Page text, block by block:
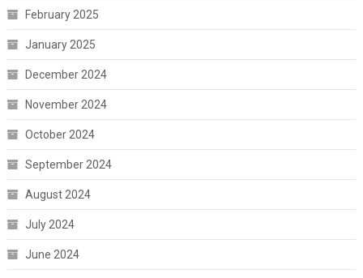
February 2025
January 2025
December 2024
November 2024
October 2024
September 2024
August 2024
July 2024
June 2024